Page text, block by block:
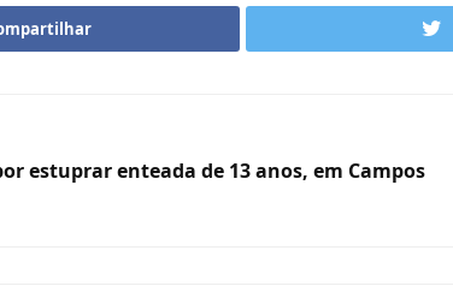
estuprar enteada de 13 anos, em Campos